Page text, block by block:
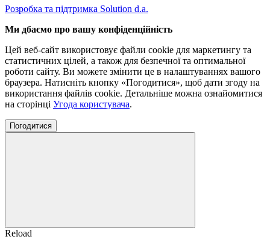
Розробка та підтримка Solution d.a.
Ми дбаємо про вашу конфіденційність
Цей веб-сайт використовує файли cookie для маркетингу та
статистичних цілей, а також для безпечної та оптимальної
роботи сайту. Ви можете змінити це в налаштуваннях вашого
браузера. Натисніть кнопку «Погодитися», щоб дати згоду на
використання файлів cookie. Детальніше можна ознайомитися
на сторінці Угода користувача.
Погодитися
Reload